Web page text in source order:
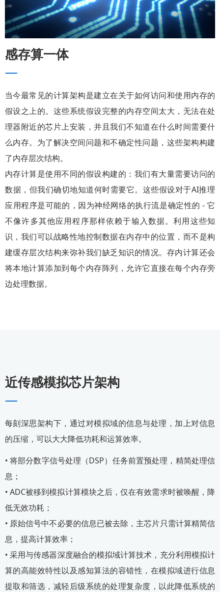
感存算一体
—
当今最常见的计算架构是建立在关于如何访问和使用内存的
假设之上的。这些系统假设完整的内存空间太大，无法在处
理器附近的芯片上安装，并且我们不知道在什么时间需要什
么内存。为了解决空间问题和不确定性问题，这些架构构建
了内存层次结构。
内存计算是使用不同的假设构建的：我们有大量需要访问的
数据，但我们确切地知道何时需要它。这些假设对于AI推理
应用程序是可能的，因为神经网络的执行流是确定性的 - 它
不像许多其他应用程序那样依赖于输入数据。利用这些知
识，我们可以战略性地控制数据在内存中的位置，而不是构
建缓存层次结构来弥补我们缺乏知识的情况。存内计算还会
将本地计算添加到每个内存阵列，允许它直接在每个内存旁
边处理数据。
近传感模拟芯片架构
—
每刻深思架构下，通过对模拟域的信息与处理，加上对信息
的压缩，可以大大降低功耗和运算效率。
• 将部分数字信号处理（DSP）任务前置预处理，精简处理信
息；
• ADC被移到模拟计算模块之后，仅在有效需求时被唤醒，降
低无效功耗；
• 原始信号中不必要的信息已被去除，主芯片只需计算精简信
息，提高计算效率；
• 采用与传感器深度融合的模拟域计算技术，充分利用模拟计
算的高能效特性以及感知算法的容错性，在模拟域进行信息
提取和筛选，减轻后级系统的处理复杂度，以此降低系统的